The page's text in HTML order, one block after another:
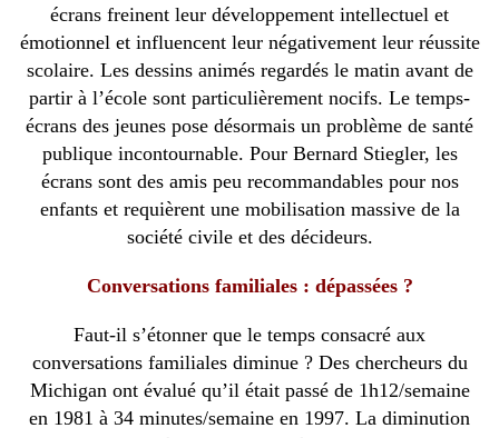
écrans freinent leur développement intellectuel et
émotionnel et influencent leur négativement leur réussite
scolaire. Les dessins animés regardés le matin avant de
partir à l’école sont particulièrement nocifs. Le temps-
écrans des jeunes pose désormais un problème de santé
publique incontournable. Pour Bernard Stiegler, les
écrans sont des amis peu recommandables pour nos
enfants et requièrent une mobilisation massive de la
société civile et des décideurs.
Conversations familiales : dépassées ?
Faut-il s’étonner que le temps consacré aux
conversations familiales diminue ? Des chercheurs du
Michigan ont évalué qu’il était passé de 1h12/semaine
en 1981 à 34 minutes/semaine en 1997. La diminution